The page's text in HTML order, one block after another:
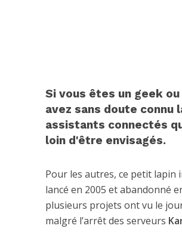
Si vous êtes un geek
avez sans doute connu
assistants connectés
loin d'être envisagés.
Pour les autres, ce petit lapin
lancé en 2005 et abandonné
plusieurs projets ont vu le
malgré l’arrêt des serveurs